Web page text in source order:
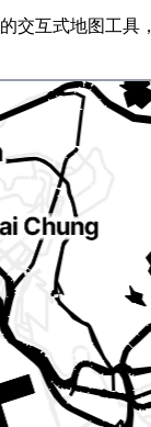
交互式地图工具